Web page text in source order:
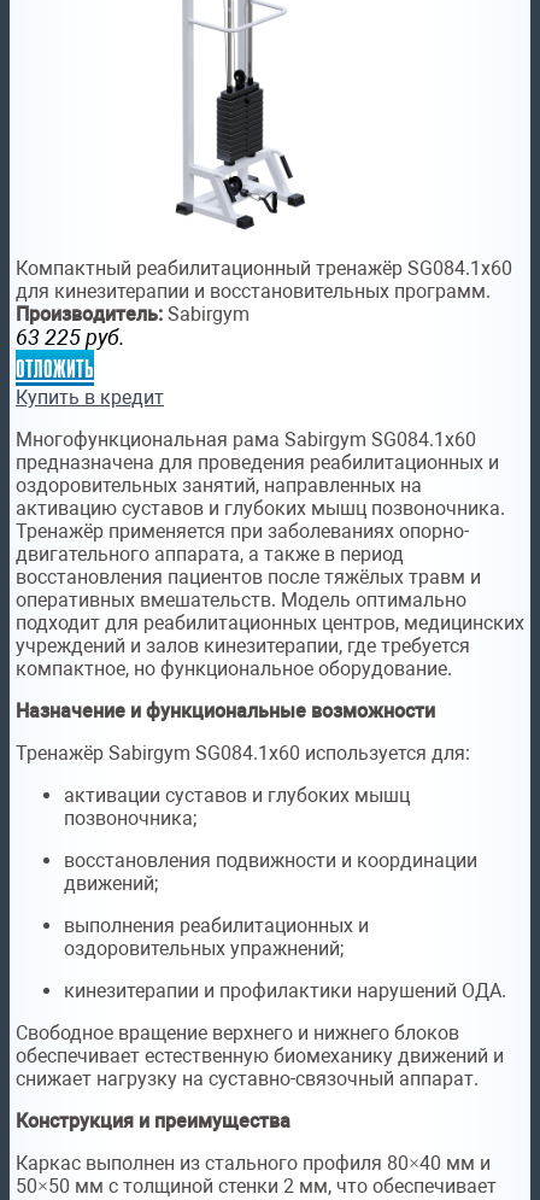
Компактный реабилитационный тренажёр SG084.1х60
для кинезитерапии и восстановительных программ.
Производитель: Sabirgym
63 225 руб.
отложить
Купить в кредит
Многофункциональная рама Sabirgym SG084.1х60
предназначена для проведения реабилитационных и
оздоровительных занятий, направленных на
активацию суставов и глубоких мышц позвоночника.
Тренажёр применяется при заболеваниях опорно-
двигательного аппарата, а также в период
восстановления пациентов после тяжёлых травм и
оперативных вмешательств. Модель оптимально
подходит для реабилитационных центров, медицинских
учреждений и залов кинезитерапии, где требуется
компактное, но функциональное оборудование.
Назначение и функциональные возможности
Тренажёр Sabirgym SG084.1х60 используется для:
активации суставов и глубоких мышц
позвоночника;
восстановления подвижности и координации
движений;
выполнения реабилитационных и
оздоровительных упражнений;
кинезитерапии и профилактики нарушений ОДА.
Свободное вращение верхнего и нижнего блоков
обеспечивает естественную биомеханику движений и
снижает нагрузку на суставно-связочный аппарат.
Конструкция и преимущества
Каркас выполнен из стального профиля 80×40 мм и
50×50 мм с толщиной стенки 2 мм, что обеспечивает